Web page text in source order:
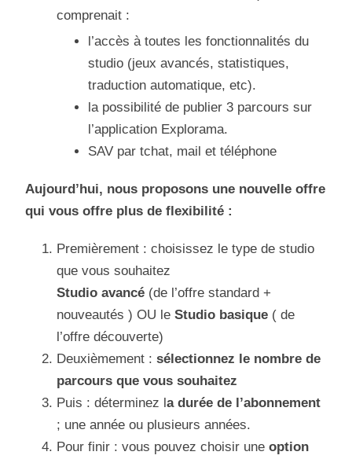
comprenait :
l’accès à toutes les fonctionnalités du
studio (jeux avancés, statistiques,
traduction automatique, etc).
la possibilité de publier 3 parcours sur
l’application Explorama.
SAV par tchat, mail et téléphone
Aujourd’hui, nous proposons une nouvelle offre
qui vous offre plus de flexibilité :
Premièrement : choisissez le type de studio
que vous souhaitez
Studio avancé (de l’offre standard +
nouveautés ) OU leStudio basique ( de
l’offre découverte)
Deuxièmement :sélectionnez le nombre de
parcours que vous souhaitez
Puis : déterminez la durée de l’abonnement
; une année ou plusieurs années.
Pour finir : vous pouvez choisir uneoption